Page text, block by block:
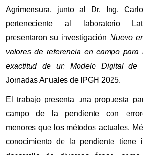
Agrimensura, junto al Dr. Ing.
perteneciente al laboratorio
presentaron su investigación Nuevo
valores de referencia en campo
exactitud de un Modelo Digital de
Jornadas Anuales de IPGH 2025.
El trabajo presenta una propuesta
campo de la pendiente con
menores que los métodos actuales.
conocimiento de la pendiente tiene